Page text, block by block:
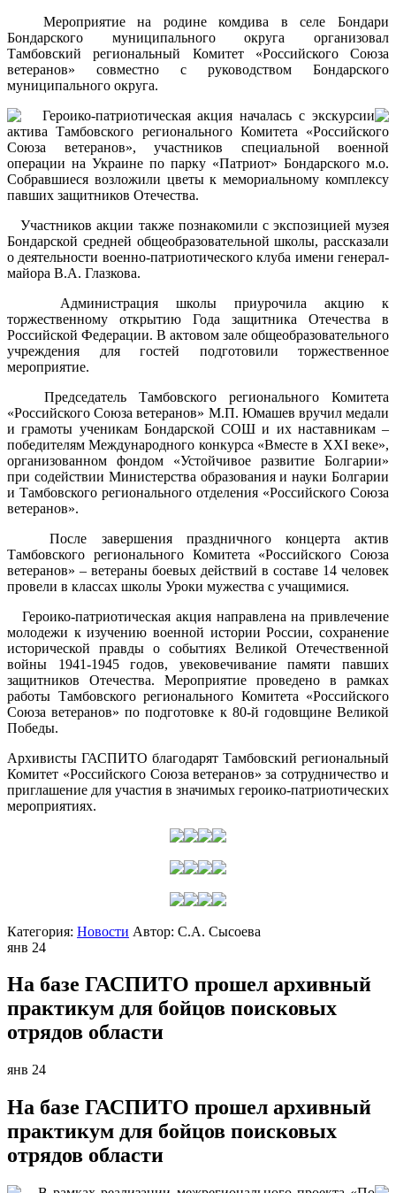
Мероприятие на родине комдива в селе Бондари
Бондарского муниципального округа организовал
Тамбовский региональный Комитет «Российского Союза
ветеранов» совместно с руководством Бондарского
муниципального округа.
Героико-патриотическая акция началась с экскурсии
актива Тамбовского регионального Комитета «Российского
Союза ветеранов», участников специальной военной
операции на Украине по парку «Патриот» Бондарского м.о.
Собравшиеся возложили цветы к мемориальному комплексу
павших защитников Отечества.
Участников акции также познакомили с экспозицией музея
Бондарской средней общеобразовательной школы, рассказали
о деятельности военно-патриотического клуба имени генерал-
майора В.А. Глазкова.
Администрация школы приурочила акцию к
торжественному открытию Года защитника Отечества в
Российской Федерации. В актовом зале общеобразовательного
учреждения для гостей подготовили торжественное
мероприятие.
Председатель Тамбовского регионального Комитета
«Российского Союза ветеранов» М.П. Юмашев вручил медали
и грамоты ученикам Бондарской СОШ и их наставникам –
победителям Международного конкурса «Вместе в ХХI веке»,
организованном фондом «Устойчивое развитие Болгарии»
при содействии Министерства образования и науки Болгарии
и Тамбовского регионального отделения «Российского Союза
ветеранов».
После завершения праздничного концерта актив
Тамбовского регионального Комитета «Российского Союза
ветеранов» – ветераны боевых действий в составе 14 человек
провели в классах школы Уроки мужества с учащимися.
Героико-патриотическая акция направлена на привлечение
молодежи к изучению военной истории России, сохранение
исторической правды о событиях Великой Отечественной
войны 1941-1945 годов, увековечивание памяти павших
защитников Отечества. Мероприятие проведено в рамках
работы Тамбовского регионального Комитета «Российского
Союза ветеранов» по подготовке к 80-й годовщине Великой
Победы.
Архивисты ГАСПИТО благодарят Тамбовский региональный
Комитет «Российского Союза ветеранов» за сотрудничество и
приглашение для участия в значимых героико-патриотических
мероприятиях.
Категория: Новости Автор: С.А. Сысоева
янв 24
На базе ГАСПИТО прошел архивный
практикум для бойцов поисковых
отрядов области
янв 24
На базе ГАСПИТО прошел архивный
практикум для бойцов поисковых
отрядов области